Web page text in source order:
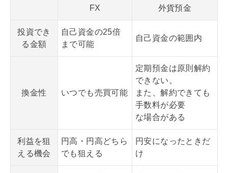
FX 外貨預金
投資でき
る金額
自己資金の25倍
まで可能
自己資金の範囲内
換金性 いつでも売買可能
定期預金は原則解約
できない。
また、解約できても
手数料が必要
な場合がある
利益を狙
える機会
円高・円高どちら
でも狙える
円安になったときだ
け